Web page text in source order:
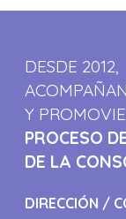
DESDE 2012,
Y
PROCESO
DE LA
DIRECCIÓN /